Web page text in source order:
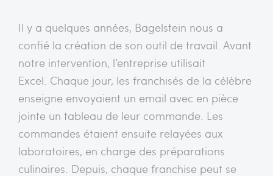
Il y a quelques années, Bagelstein nous a
confié la création de son outil de travail. Avant
notre intervention, l’entreprise utilisait
Excel. Chaque jour, les franchisés de la célèbre
enseigne envoyaient un email avec en pièce
jointe un tableau de leur commande. Les
commandes étaient ensuite relayées aux
laboratoires, en charge des préparations
culinaires. Depuis, chaque franchise peut se